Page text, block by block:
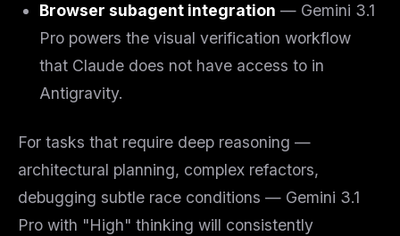
Browser subagent integration — Gemini 3.1
Pro powers the visual verification workflow
that Claude does not have access to in
Antigravity.
For tasks that require deep reasoning —
architectural planning, complex refactors,
debugging subtle race conditions — Gemini 3.1
Pro with "High" thinking will consistently